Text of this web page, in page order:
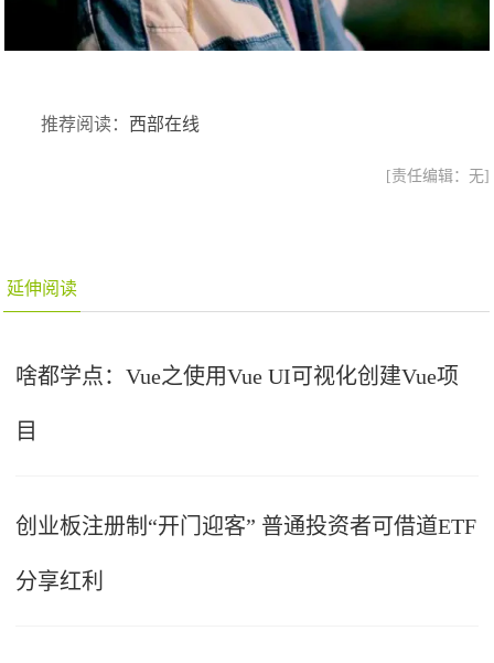
推荐阅读： 西部在线
[责任编辑：无]
延伸阅读
啥都学点：Vue之使用Vue UI可视化创建Vue项
目
创业板注册制“开门迎客” 普通投资者可借道ETF
分享红利